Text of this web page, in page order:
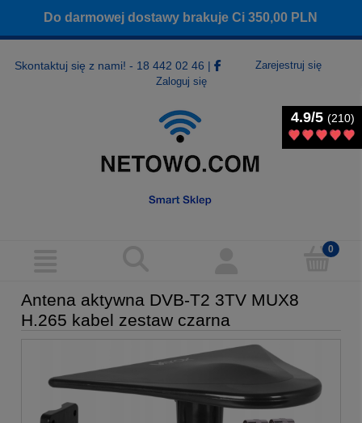
Do darmowej dostawy brakuje Ci350,00 PLN
Skontaktuj się z nami! - 18 442 02 46 |
Zarejestruj się
Zaloguj się
Antena aktywna DVB-T2 3TV MUX8
H.265 kabel zestaw czarna
4.9/5 (210)
4.9/5 (210)